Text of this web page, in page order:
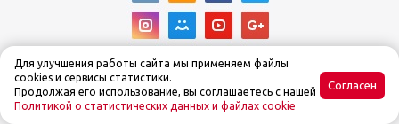
© Интернет-магазин Tehnoslon™ 2015–2025
Для улучшения работы сайта мы применяем файлы
cookies и сервисы статистики.
Продолжая его использование, вы соглашаетесь с нашей
Политикой о статистических данных и файлах cookie
Согласен